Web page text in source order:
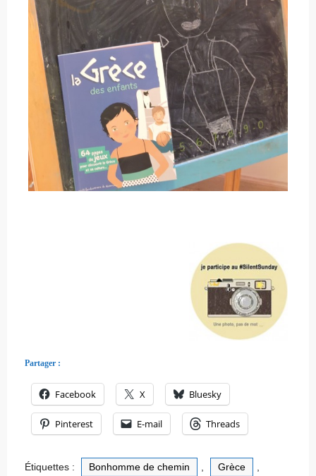
Partager :
Facebook X Bluesky
Pinterest E-mail Threads
Étiquettes : Bonhomme de chemin Grèce